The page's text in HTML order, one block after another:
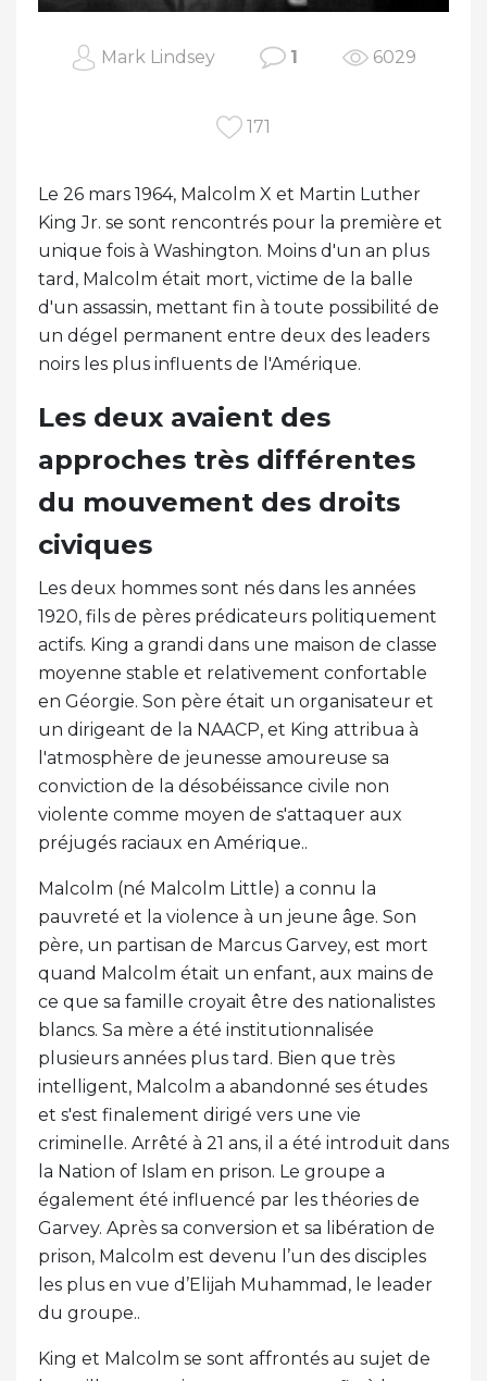
Mark Lindsey 1 6029
171
Le 26 mars 1964, Malcolm X et Martin Luther
King Jr. se sont rencontrés pour la première et
unique fois à Washington. Moins d'un an plus
tard, Malcolm était mort, victime de la balle
d'un assassin, mettant fin à toute possibilité de
un dégel permanent entre deux des leaders
noirs les plus influents de l'Amérique.
Les deux avaient des
approches très différentes
du mouvement des droits
civiques
Les deux hommes sont nés dans les années
1920, fils de pères prédicateurs politiquement
actifs. King a grandi dans une maison de classe
moyenne stable et relativement confortable
en Géorgie. Son père était un organisateur et
un dirigeant de la NAACP, et King attribua à
l'atmosphère de jeunesse amoureuse sa
conviction de la désobéissance civile non
violente comme moyen de s'attaquer aux
préjugés raciaux en Amérique..
Malcolm (né Malcolm Little) a connu la
pauvreté et la violence à un jeune âge. Son
père, un partisan de Marcus Garvey, est mort
quand Malcolm était un enfant, aux mains de
ce que sa famille croyait être des nationalistes
blancs. Sa mère a été institutionnalisée
plusieurs années plus tard. Bien que très
intelligent, Malcolm a abandonné ses études
et s'est finalement dirigé vers une vie
criminelle. Arrêté à 21 ans, il a été introduit dans
la Nation of Islam en prison. Le groupe a
également été influencé par les théories de
Garvey. Après sa conversion et sa libération de
prison, Malcolm est devenu l’un des disciples
les plus en vue d’Elijah Muhammad, le leader
du groupe..
King et Malcolm se sont affrontés au sujet de